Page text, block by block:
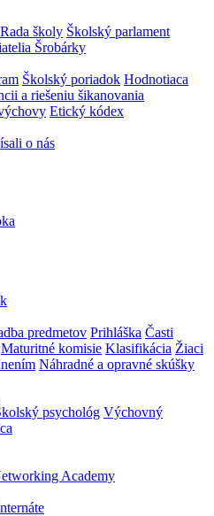
Rada školy Školský parlament
Šrobárky
Školský poriadok Hodnotiaca
a riešeniu šikanovania
Etický kódex
o nás
predmetov Prihláška Časti
Maturitné komisie Klasifikácia Žiaci
Náhradné a opravné skúšky
psychológ Výchovný
Academy